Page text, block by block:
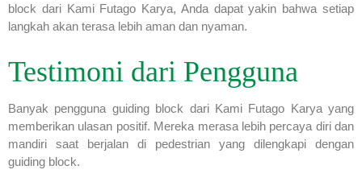
block dari Kami Futago Karya, Anda dapat yakin bahwa setiap
langkah akan terasa lebih aman dan nyaman.
Testimoni dari Pengguna
Banyak pengguna guiding block dari Kami Futago Karya yang
memberikan ulasan positif. Mereka merasa lebih percaya diri dan
mandiri saat berjalan di pedestrian yang dilengkapi dengan
guiding block.